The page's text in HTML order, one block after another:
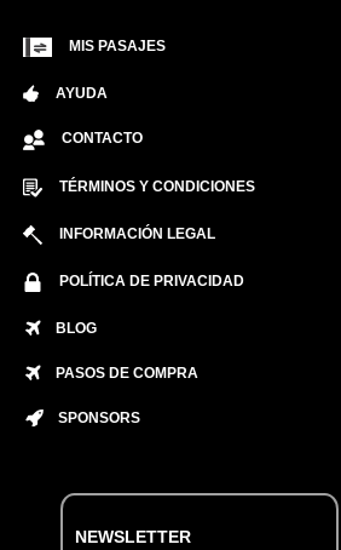
MIS PASAJES
AYUDA
CONTACTO
TÉRMINOS Y CONDICIONES
INFORMACIÓN LEGAL
POLÍTICA DE PRIVACIDAD
BLOG
PASOS DE COMPRA
SPONSORS
NEWSLETTER